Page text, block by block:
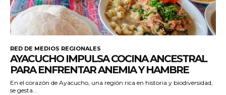
RED DE MEDIOS REGIONALES
AYACUCHO IMPULSA COCINA ANCESTRAL
PARA ENFRENTAR ANEMIA Y HAMBRE
En el corazón de Ayacucho, una región rica en historia y biodiversidad,
se gesta...